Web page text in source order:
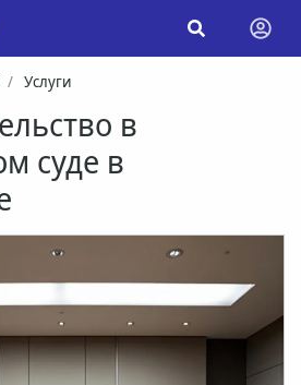
Услуги
в
суде в